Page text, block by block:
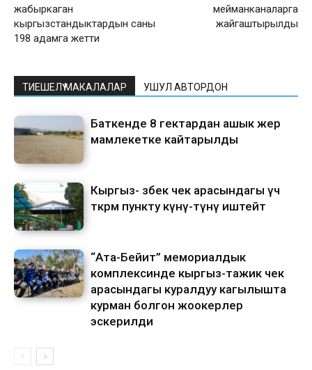
жабыркаган
кыргызстандыктардын саны
198 адамга жетти
мейманканаларга
жайгаштырылды
ТИЕШЕЛҮҮ МАКАЛАЛАР УШУЛ АВТОРДОН
Баткенде 8 гектардан ашык жер
мамлекетке кайтарылды
Кыргыз- өзбек чек арасындагы үч
өткөрмө пункту күнү-түнү иштейт
“Ата-Бейит” мемориалдык
комплексинде кыргыз-тажик чек
арасындагы куралдуу кагылышта
курман болгон жоокерлер
эскерилди